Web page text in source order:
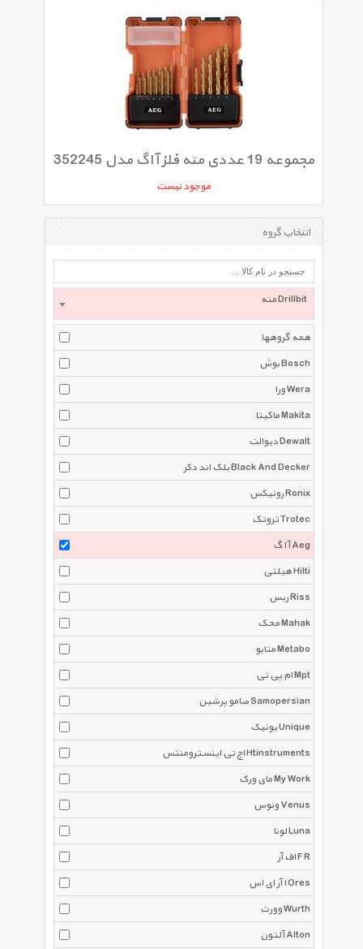
مجموعه 19 عددی مته فلز آاگ مدل 352245
موجود نیست
انتخاب گروه
مته Drillbit
همه گروهها
بوش Bosch
ورا Wera
ماکیتا Makita
دیوالت Dewalt
بلک اند دکر Black And Decker
رونیکس Ronix
تروتک Trotec
آ ا گ Aeg
هیلتی Hilti
ریس Riss
محک Mahak
متابو Metabo
ام پی تی Mpt
صامو پرشین Samopersian
یونیک Unique
اچ تی اینسترومنتس Htinstruments
مای ورک My Work
ونوس Venus
لونا Luna
اف آر F R
ا آر ای اس Ores
وورث Wurth
آلتون Alton